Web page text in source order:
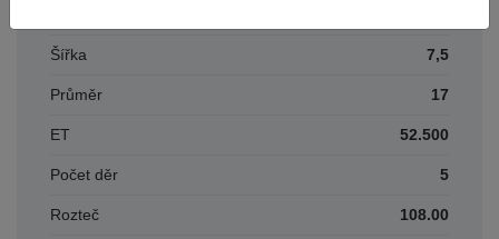
Šířka 7,5
Průměr 17
ET 52.500
Počet děr 5
Rozteč 108.00